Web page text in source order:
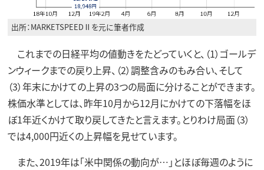
出所：MARKETSPEEDⅡを元に筆者作成
これまでの日経平均の値動きをたどっていくと、（1）ゴールデ
ンウィークまでの戻り上昇、（2）調整含みのもみ合い、そして
（3）年末にかけての上昇の3つの局面に分けることができます。
株価水準としては、昨年10月から12月にかけての下落幅をほ
ぼ1年近くかけて取り戻してきたと言えます。とりわけ局面（3）
では4,000円近くの上昇幅を見せています。
また、2019年は「米中関係の動向が…」とほぼ毎週のように